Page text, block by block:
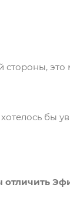
бы
отличить